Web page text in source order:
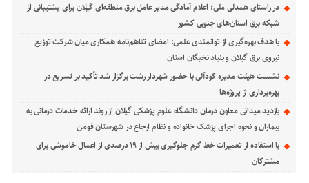
در راستای همدلی ملی؛ اعلام آمادگی مدیر عامل برق منطقه‌ای گیلان برای پشتیبانی از
شبكه برق استان‌های جنوبی كشور
با هدف بهره‌گیری از توانمندی علمی: امضای تفاهم‌نامه همكاری میان شركت توزیع
نیروی برق گیلان و بنیاد نخبگان استان
نشست هیئت مدیره کودآلی با حضور شهردار رشت برگزار شد تأکید بر تسریع در
بهره‌برداری از پروژه‌ها
بازدید میدانی معاون درمان دانشگاه علوم پزشکی گیلان از روند ارائه خدمات درمانی به
بیماران و نحوه اجرای پزشک خانواده و نظام ارجاع در شهرستان فومن
با استفاده از تعمیرات خط گرم جلوگیری بیش از ۱۹ درصدی از اعمال خاموشی برای
مشتركان